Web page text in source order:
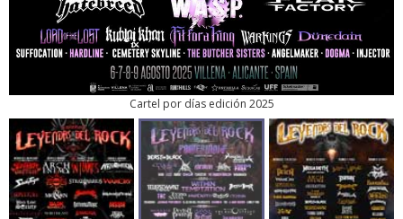
Cartel por días edición 2025